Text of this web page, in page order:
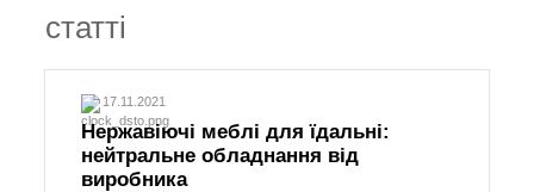
статті
17.11.2021
Нержавіючі меблі для їдальні:
нейтральне обладнання від
виробника